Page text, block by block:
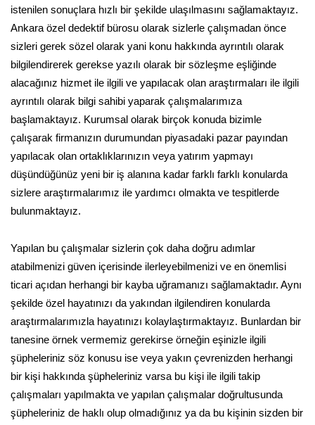
istenilen sonuçlara hızlı bir şekilde ulaşılmasını sağlamaktayız.
Ankara özel dedektif bürosu olarak sizlerle çalışmadan önce
sizleri gerek sözel olarak yani konu hakkında ayrıntılı olarak
bilgilendirerek gerekse yazılı olarak bir sözleşme eşliğinde
alacağınız hizmet ile ilgili ve yapılacak olan araştırmaları ile ilgili
ayrıntılı olarak bilgi sahibi yaparak çalışmalarımıza
başlamaktayız. Kurumsal olarak birçok konuda bizimle
çalışarak firmanızın durumundan piyasadaki pazar payından
yapılacak olan ortaklıklarınızın veya yatırım yapmayı
düşündüğünüz yeni bir iş alanına kadar farklı farklı konularda
sizlere araştırmalarımız ile yardımcı olmakta ve tespitlerde
bulunmaktayız.
Yapılan bu çalışmalar sizlerin çok daha doğru adımlar
atabilmenizi güven içerisinde ilerleyebilmenizi ve en önemlisi
ticari açıdan herhangi bir kayba uğramanızı sağlamaktadır. Aynı
şekilde özel hayatınızı da yakından ilgilendiren konularda
araştırmalarımızla hayatınızı kolaylaştırmaktayız. Bunlardan bir
tanesine örnek vermemiz gerekirse örneğin eşinizle ilgili
şüpheleriniz söz konusu ise veya yakın çevrenizden herhangi
bir kişi hakkında şüpheleriniz varsa bu kişi ile ilgili takip
çalışmaları yapılmakta ve yapılan çalışmalar doğrultusunda
şüpheleriniz de haklı olup olmadığınız ya da bu kişinin sizden bir